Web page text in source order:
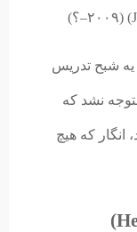
یه شبح تدریس
نشد که
انگار که هیچ